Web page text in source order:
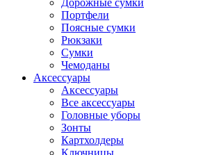
Дорожные сумки
Портфели
Поясные сумки
Рюкзаки
Сумки
Чемоданы
Аксессуары
Аксессуары
Все аксессуары
Головные уборы
Зонты
Картхолдеры